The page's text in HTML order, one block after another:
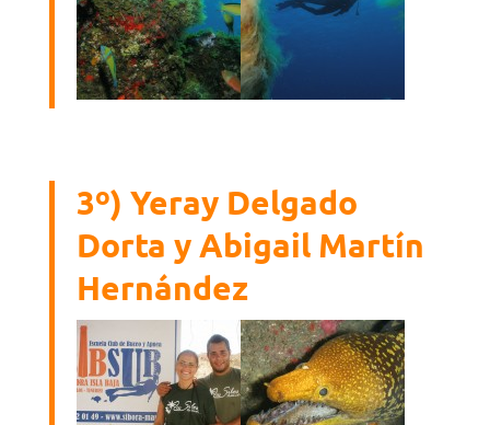
3º) Yeray Delgado
Dorta y Abigail Martín
Hernández